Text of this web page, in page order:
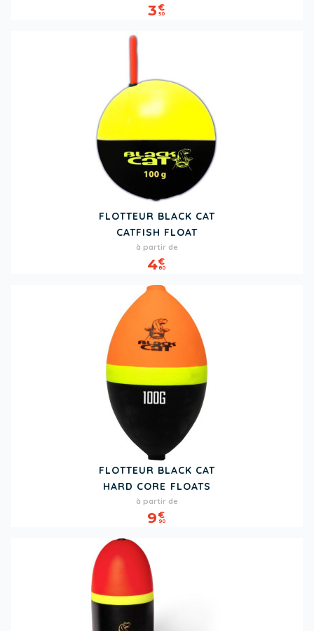
3€
50
FLOTTEUR BLACK CAT
CATFISH FLOAT
Prix
à partir de
4€
80
FLOTTEUR BLACK CAT
HARD CORE FLOATS
Prix
à partir de
9€
90